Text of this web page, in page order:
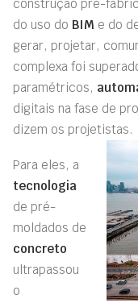
construção pré-
do uso do BIM e do
gerar, projetar,
complexa foi
paramétricos,
digitais na fase de
dizem os projetistas.
Para eles, a
tecnologia
de pré-
moldados de
concreto
ultrapassou
o